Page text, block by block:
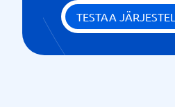
TESTAA